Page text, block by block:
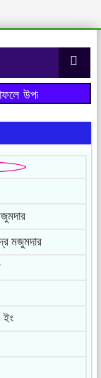
উপজেলায় ১ম
মজুমদার